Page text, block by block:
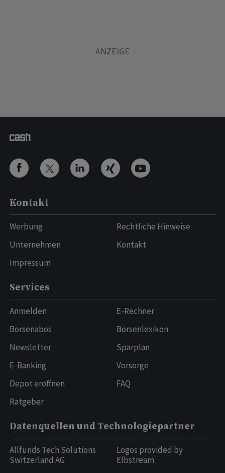
Kontakt
Werbung
Unternehmen
Impressum
Rechtliche Hinweise
Kontakt
Services
Anmelden
Börsenabos
Newsletter
E-Banking
Depot eröffnen
Ratgeber
E-Rechner
Börsenlexikon
Sparplan
Vorsorge
FAQ
Datenquellen und Technologiepartner
Allfunds Tech Solutions
Switzerland AG
Logos provided by
Elbstream